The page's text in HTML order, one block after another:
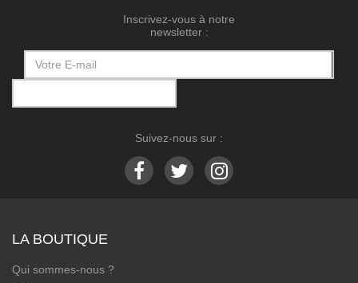
Inscrivez-vous à notre
newsletter :
Suivez-nous sur :
LA BOUTIQUE
Qui sommes-nous ?